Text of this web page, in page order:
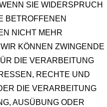
SIE WIDERSPRUCH
BETROFFENEN
NICHT MEHR
KÖNNEN ZWINGENDE
DIE VERARBEITUNG
RECHTE UND
DIE VERARBEITUNG
AUSÜBUNG ODER